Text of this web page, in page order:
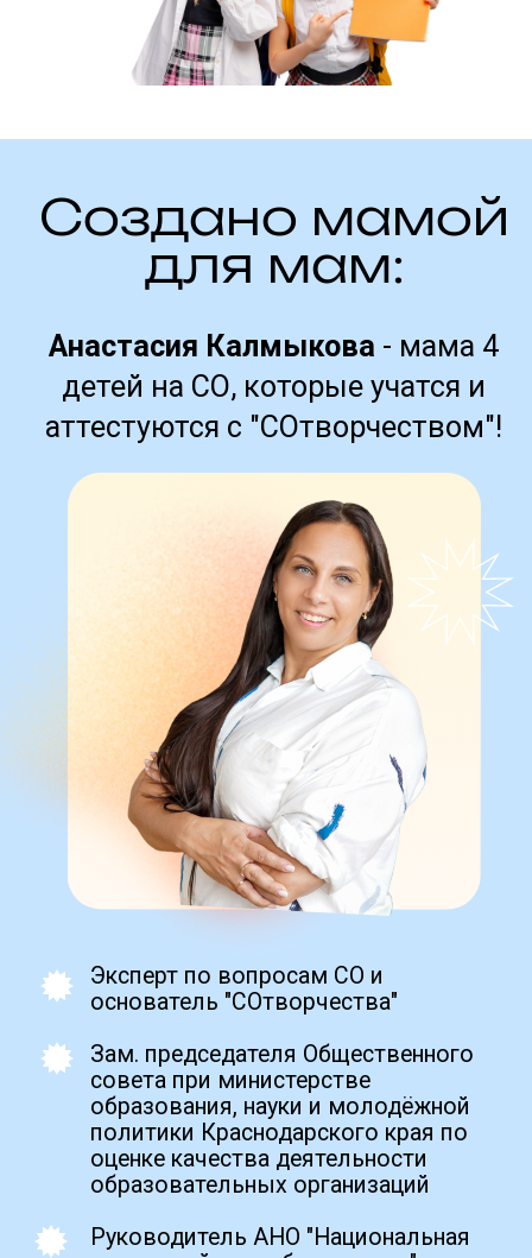
Руководитель АНО "Национальная
лига семейного образования"
Zero
create your own
block from scratch
ПОПРОБУЙТЕ
БЕСПЛАТНО
игровые тренажеры для подготовки,
которые так любят дети!
демотесты для уверенности,
подобные аттестационным
Промежуточная
аттестация (ПА):